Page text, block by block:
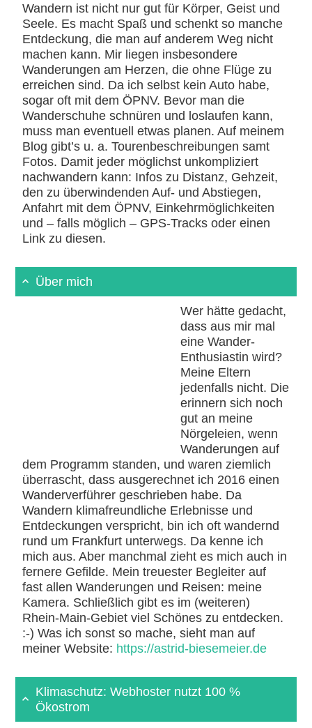
Wandern ist nicht nur gut für Körper, Geist und
Seele. Es macht Spaß und schenkt so manche
Entdeckung, die man auf anderem Weg nicht
machen kann. Mir liegen insbesondere
Wanderungen am Herzen, die ohne Flüge zu
erreichen sind. Da ich selbst kein Auto habe,
sogar oft mit dem ÖPNV. Bevor man die
Wanderschuhe schnüren und loslaufen kann,
muss man eventuell etwas planen. Auf meinem
Blog gibt’s u. a. Tourenbeschreibungen samt
Fotos. Damit jeder möglichst unkompliziert
nachwandern kann: Infos zu Distanz, Gehzeit,
den zu überwindenden Auf- und Abstiegen,
Anfahrt mit dem ÖPNV, Einkehrmöglichkeiten
und – falls möglich – GPS-Tracks oder einen
Link zu diesen.
Über mich
Wer hätte gedacht,
dass aus mir mal
eine Wander-
Enthusiastin wird?
Meine Eltern
jedenfalls nicht. Die
erinnern sich noch
gut an meine
Nörgeleien, wenn
Wanderungen auf
dem Programm standen, und waren ziemlich
überrascht, dass ausgerechnet ich 2016 einen
Wanderverführer geschrieben habe. Da
Wandern klimafreundliche Erlebnisse und
Entdeckungen verspricht, bin ich oft wandernd
rund um Frankfurt unterwegs. Da kenne ich
mich aus. Aber manchmal zieht es mich auch in
fernere Gefilde. Mein treuester Begleiter auf
fast allen Wanderungen und Reisen: meine
Kamera. Schließlich gibt es im (weiteren)
Rhein-Main-Gebiet viel Schönes zu entdecken.
:-) Was ich sonst so mache, sieht man auf
meiner Website: https://astrid-biesemeier.de
Klimaschutz: Webhoster nutzt 100 %
Ökostrom